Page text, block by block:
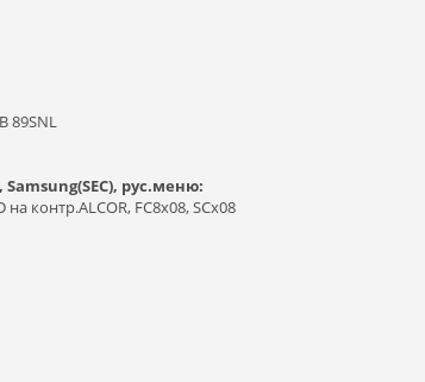
89SNL
рус.меню:
контр.ALCOR, FC8x08, SCx08